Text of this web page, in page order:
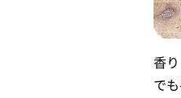
香
で